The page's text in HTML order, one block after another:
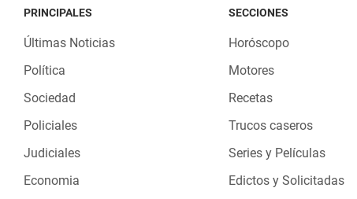
PRINCIPALES
Últimas Noticias
Política
Sociedad
Policiales
Judiciales
Economia
SECCIONES
Horóscopo
Motores
Recetas
Trucos caseros
Series y Películas
Edictos y Solicitadas